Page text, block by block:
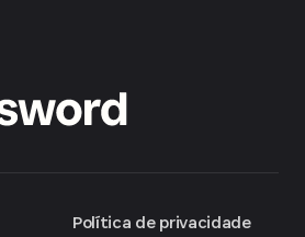
Política de privacidade